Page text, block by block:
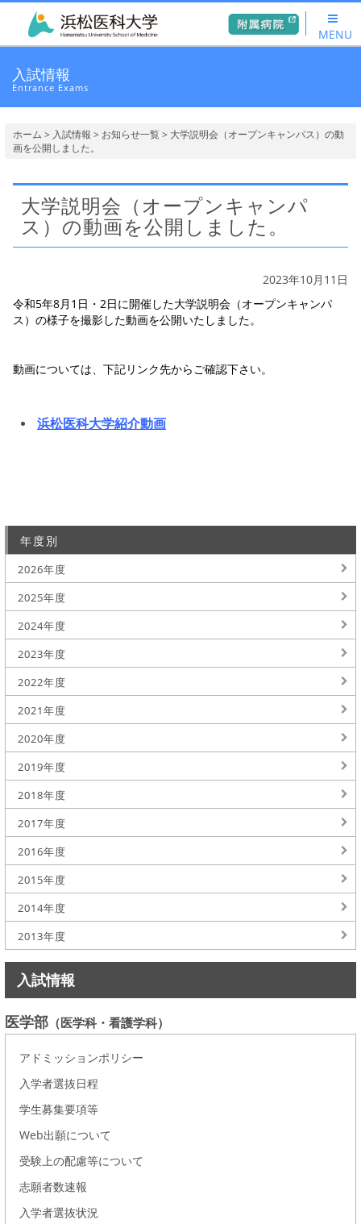
MENU
入試情報
Entrance Exams
ホーム > 入試情報 > お知らせ一覧> 大学説明会（オープンキャンパス）の動
画を公開しました。
大学説明会（オープンキャンパ
ス）の動画を公開しました。
2023年10月11日
令和5年8月1日・2日に開催した大学説明会（オープンキャンパ
ス）の様子を撮影した動画を公開いたしました。
動画については、下記リンク先からご確認下さい。
浜松医科大学紹介動画
年度別
2026年度
2025年度
2024年度
2023年度
2022年度
2021年度
2020年度
2019年度
2018年度
2017年度
2016年度
2015年度
2014年度
2013年度
入試情報
医学部 （医学科・看護学科）
アドミッションポリシー
入学者選抜日程
学生募集要項等
Web出願について
受験上の配慮等について
志願者数速報
入学者選抜状況